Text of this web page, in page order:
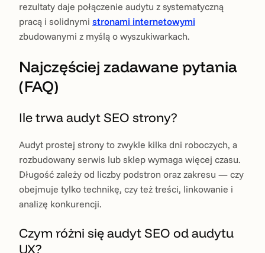
rezultaty daje połączenie audytu z systematyczną
pracą i solidnymi stronami internetowymi
zbudowanymi z myślą o wyszukiwarkach.
Najczęściej zadawane pytania
(FAQ)
Ile trwa audyt SEO strony?
Audyt prostej strony to zwykle kilka dni roboczych, a
rozbudowany serwis lub sklep wymaga więcej czasu.
Długość zależy od liczby podstron oraz zakresu — czy
obejmuje tylko technikę, czy też treści, linkowanie i
analizę konkurencji.
Czym różni się audyt SEO od audytu
UX?